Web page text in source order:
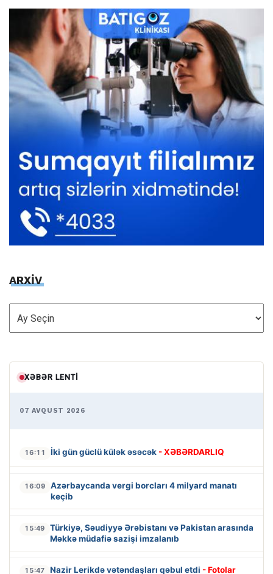
ARXİV
ARXİV
XƏBƏR LENTI
07 AVQUST 2026
16:11 İki gün güclü külək əsəcək - XƏBƏRDARLIQ
16:09
Azərbaycanda vergi borcları 4 milyard manatı
keçib
15:49
Türkiyə, Səudiyyə Ərəbistanı və Pakistan arasında
Məkkə müdafiə sazişi imzalanıb
15:47 Nazir Lerikdə vətəndaşları qəbul etdi - Fotolar